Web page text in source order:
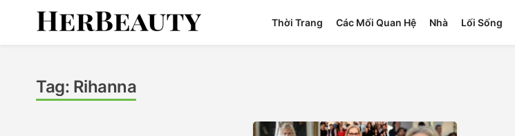
Thời Trang Các Mối Quan Hệ Nhà Lối Sống
Tag: Rihanna